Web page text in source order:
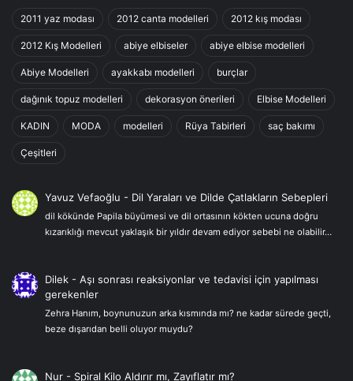
2011 yaz modası 2012 canta modelleri 2012 kış modası
2012 Kış Modelleri abiye elbiseler abiye elbise modelleri
Abiye Modelleri ayakkabı modelleri burçlar
dağınık topuz modelleri dekorasyon önerileri Elbise Modelleri
KADIN MODA modelleri Rüya Tabirleri saç bakımı
Çeşitleri
Yavuz Vefaoğlu - Dil Yaraları ve Dilde Çatlakların Sebepleri
dil kökünde Papila büyümesi ve dil ortasının kökten ucuna doğru
kızarıklığı mevcut yaklaşık bir yıldır devam ediyor sebebi ne olabilir…
Dilek -Aşı sonrası reaksiyonlar ve tedavisi için yapılması
gerekenler
Zehra Hanım, boynunuzun arka kısmında mı? ne kadar sürede geçti,
beze dışarıdan belli oluyor muydu?
Nur - Spiral Kilo Aldırır mı, Zayıflatır mı?